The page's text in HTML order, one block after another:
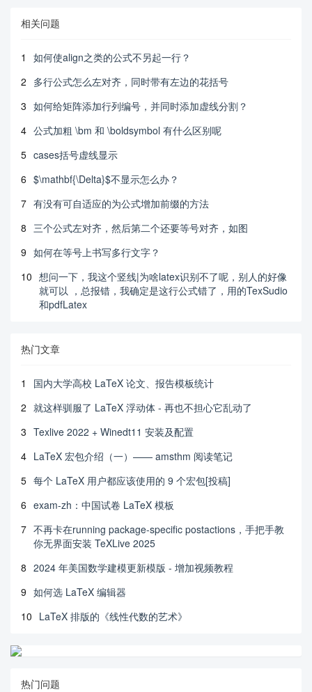
相关问题
1
如何使align之类的公式不另起一行？
2 多行公式怎么左对齐，同时带有左边的花括号
3 如何给矩阵添加行列编号，并同时添加虚线分割？
4 公式加粗 \bm 和 \boldsymbol 有什么区别呢
5 cases括号虚线显示
6 $\mathbf{\Delta}$不显示怎么办？
7 有没有可自适应的为公式增加前缀的方法
8 三个公式左对齐，然后第二个还要等号对齐，如图
9 如何在等号上书写多行文字？
10 想问一下，我这个竖线|为啥latex识别不了呢，别人的好像
就可以 ，总报错，我确定是这行公式错了，用的TexSudio
和pdfLatex
热门文章
1
国内大学高校 LaTeX 论文、报告模板统计
2 就这样驯服了 LaTeX 浮动体 - 再也不担心它乱动了
3 Texlive 2022 + Winedt11 安装及配置
4 LaTeX 宏包介绍（一）—— amsthm 阅读笔记
5 每个 LaTeX 用户都应该使用的 9 个宏包[投稿]
6 exam-zh：中国试卷 LaTeX 模板
7 不再卡在running package-specific postactions，手把手教
你无界面安装 TeXLive 2025
8 2024 年美国数学建模更新模版 - 增加视频教程
9 如何选 LaTeX 编辑器
10 LaTeX 排版的《线性代数的艺术》
热门问题